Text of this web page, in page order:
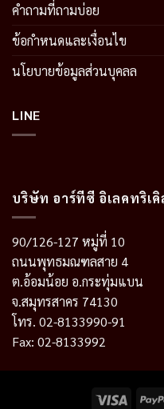
คำถามที่ถามบ่อย
ข้อกำหนดและเงื่อนไข
นโยบายข้อมูลส่วนบุคลล
LINE
บริษัท อาร์ทีซี อิเลคทริเคิ
90/126-127 หมู่ที่ 10
ถนนพุทธมณฑลสาย 4
ต.อ้อมน้อย อ.กระทุ่มแบน
จ.สมุทรสาคร 74130
โทร. 02-8133990-91
Fax: 02-8133992